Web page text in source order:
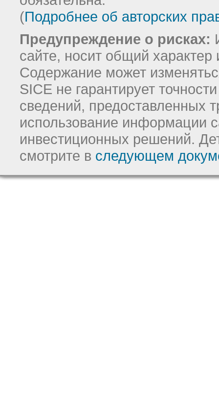
(Подробнее об авторских
Предупреждение о рисках:
сайте, носит общий
Содержание может
SICE не гарантирует
сведений, предоставленных
использование информации
инвестиционных решений.
смотрите в следующем